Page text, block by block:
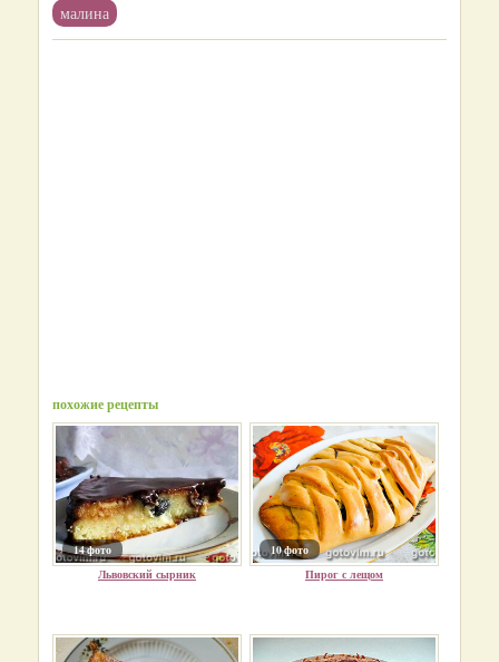
малина
похожие рецепты
14 фото
Львовский сырник
10 фото
Пирог с лещом